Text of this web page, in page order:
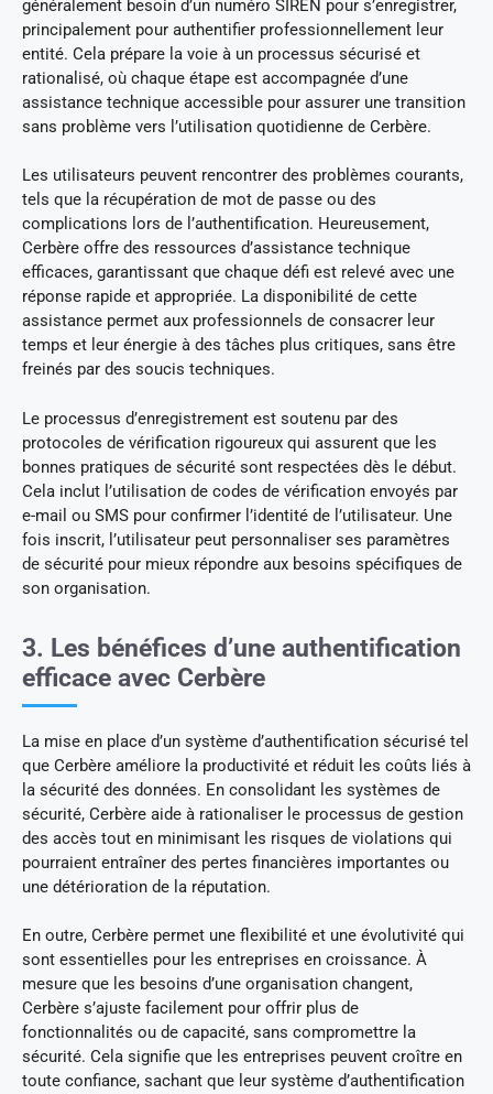
généralement besoin d’un numéro SIREN pour s’enregistrer,
principalement pour authentifier professionnellement leur
entité. Cela prépare la voie à un processus sécurisé et
rationalisé, où chaque étape est accompagnée d’une
assistance technique accessible pour assurer une transition
sans problème vers l’utilisation quotidienne de Cerbère.
Les utilisateurs peuvent rencontrer des problèmes courants,
tels que la récupération de mot de passe ou des
complications lors de l’authentification. Heureusement,
Cerbère offre des ressources d’assistance technique
efficaces, garantissant que chaque défi est relevé avec une
réponse rapide et appropriée. La disponibilité de cette
assistance permet aux professionnels de consacrer leur
temps et leur énergie à des tâches plus critiques, sans être
freinés par des soucis techniques.
Le processus d’enregistrement est soutenu par des
protocoles de vérification rigoureux qui assurent que les
bonnes pratiques de sécurité sont respectées dès le début.
Cela inclut l’utilisation de codes de vérification envoyés par
e-mail ou SMS pour confirmer l’identité de l’utilisateur. Une
fois inscrit, l’utilisateur peut personnaliser ses paramètres
de sécurité pour mieux répondre aux besoins spécifiques de
son organisation.
3. Les bénéfices d’une authentification
efficace avec Cerbère
La mise en place d’un système d’authentification sécurisé tel
que Cerbère améliore la productivité et réduit les coûts liés à
la sécurité des données. En consolidant les systèmes de
sécurité, Cerbère aide à rationaliser le processus de gestion
des accès tout en minimisant les risques de violations qui
pourraient entraîner des pertes financières importantes ou
une détérioration de la réputation.
En outre, Cerbère permet une flexibilité et une évolutivité qui
sont essentielles pour les entreprises en croissance. À
mesure que les besoins d’une organisation changent,
Cerbère s’ajuste facilement pour offrir plus de
fonctionnalités ou de capacité, sans compromettre la
sécurité. Cela signifie que les entreprises peuvent croître en
toute confiance, sachant que leur système d’authentification